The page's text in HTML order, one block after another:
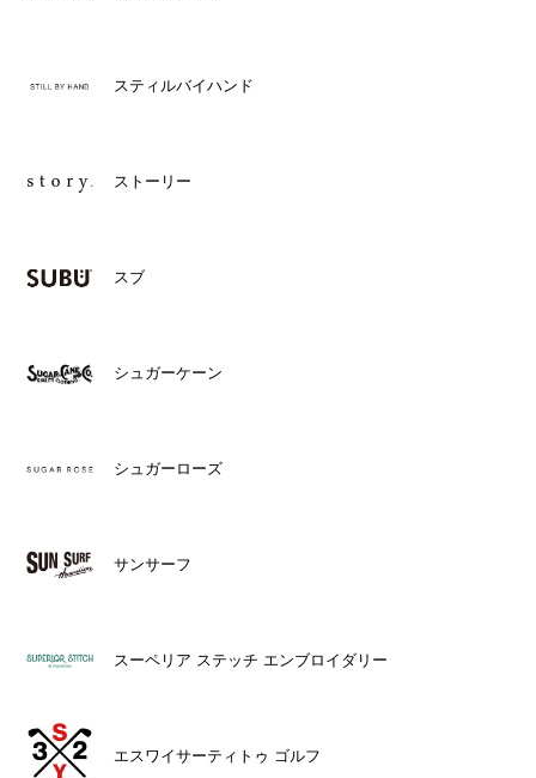
スティルバイハンド
ストーリー
スブ
シュガーケーン
シュガーローズ
サンサーフ
スーペリア ステッチ エンブロイダリー
エスワイサーティトゥ ゴルフ